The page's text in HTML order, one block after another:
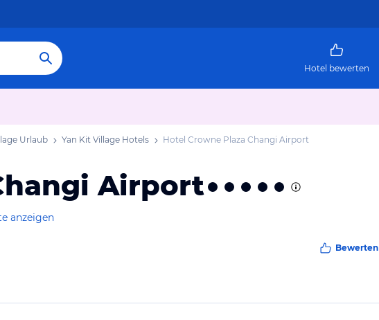
Hotel bewerten
Urlaub Yan Kit Village Hotels Hotel Crowne Plaza Changi Airport
Airport
anzeigen
Bewerten